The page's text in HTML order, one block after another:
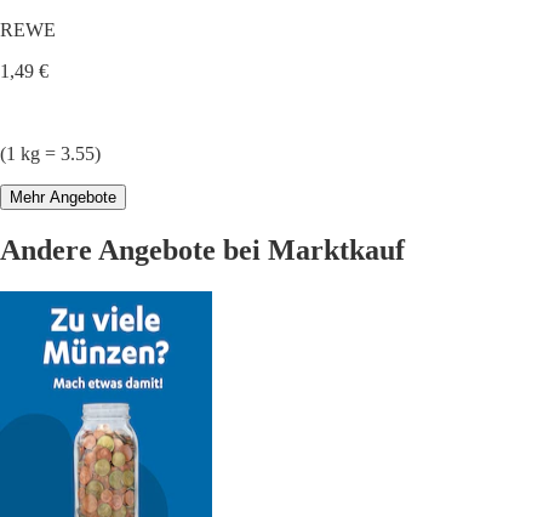
REWE
1,49 €
(1 kg = 3.55)
Mehr Angebote
Andere Angebote bei Marktkauf